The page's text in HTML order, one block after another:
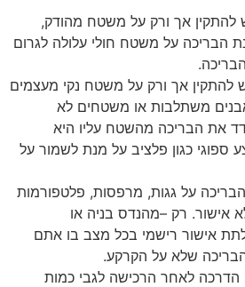
להתקין אך ורק על משטח מהודק,
הבריכה על משטח חולי עלולה לגרום
הבריכה.
להתקין אך ורק על משטח נקי מעצמים
משתלבות או משטחים לא
את הבריכה מהשטח עליו היא
ספוגי כגון פלציב על מנת לשמור על
הבריכה על גגות, מרפסות, פלטפורמות
אישור. רק –מהנדס בניה או
אישור רישמי בכל מצב בו אתם
שלא על הקרקע.
הדרכה לאחר הרכישה לגבי כמות